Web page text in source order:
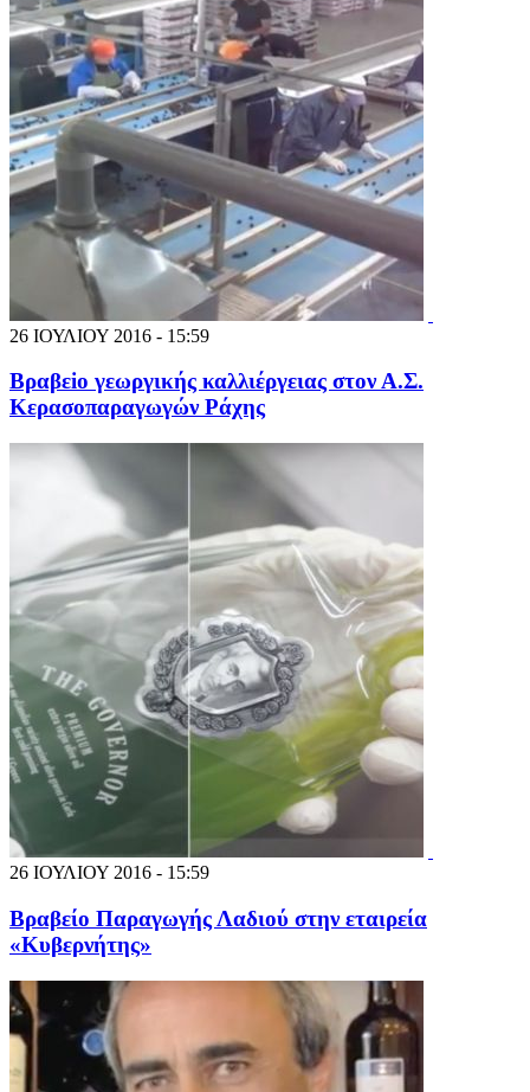
26 ΙΟΥΛΙΟΥ 2016 - 15:59
Βραβεiο γεωργικής καλλιέργειας στον Α.Σ.
Κερασοπαραγωγών Ράχης
26 ΙΟΥΛΙΟΥ 2016 - 15:59
Βραβείο Παραγωγής Λαδιού στην εταιρεία
«Κυβερνήτης»